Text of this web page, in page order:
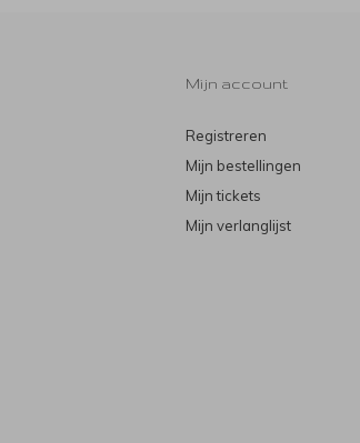
Mijn account
Registreren
Mijn bestellingen
Mijn tickets
Mijn verlanglijst